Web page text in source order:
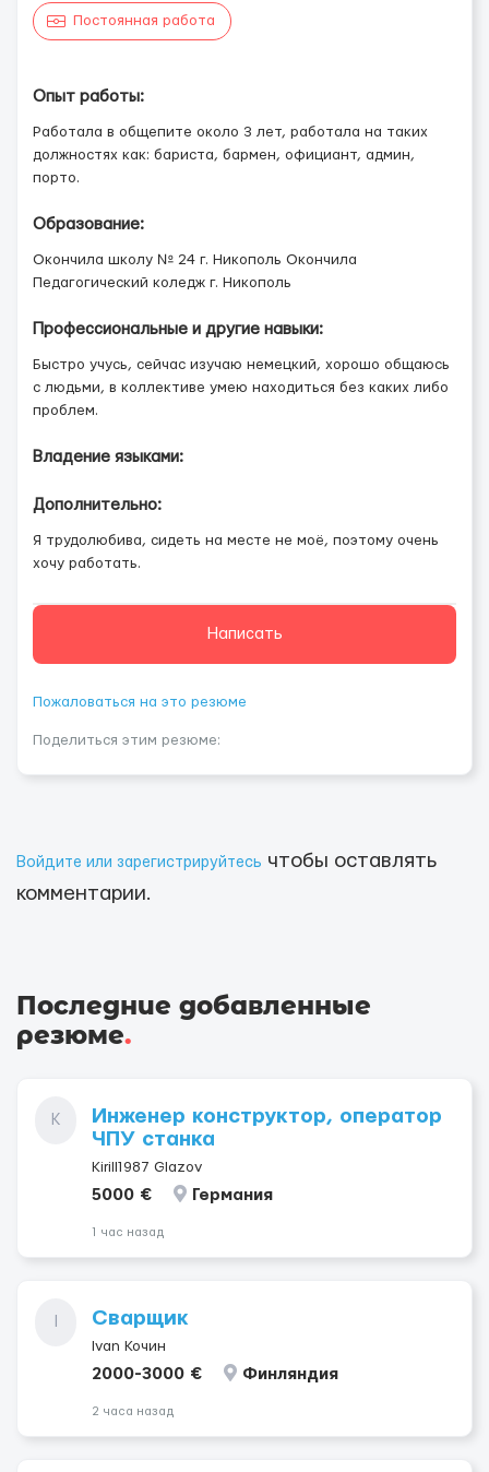
Постоянная работа
Опыт работы:
Работала в общепите около 3 лет, работала на таких
должностях как: бариста, бармен, официант, админ,
порто.
Образование:
Окончила школу № 24 г. Никополь Окончила
Педагогический коледж г. Никополь
Профессиональные и другие навыки:
Быстро учусь, сейчас изучаю немецкий, хорошо общаюсь
с людьми, в коллективе умею находиться без каких либо
проблем.
Владение языками:
Дополнительно:
Я трудолюбива, сидеть на месте не моё, поэтому очень
хочу работать.
Написать
Пожаловаться на это резюме
Поделиться этим резюме:
Войдите или зарегистрируйтесь чтобы оставлять
комментарии.
Последние добавленные
резюме.
K
Инженер конструктор, оператор
ЧПУ станка
Kirill1987 Glazov
5000 € Германия
1 час назад
Сварщик
Ivan Кочин
2000-3000 € Финляндия
2 часа назад